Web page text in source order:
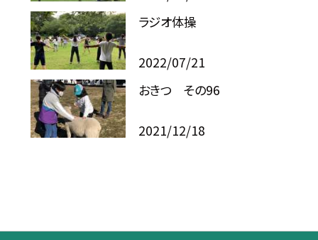
ラジオ体操
2022/07/21
おきつ その96
2021/12/18